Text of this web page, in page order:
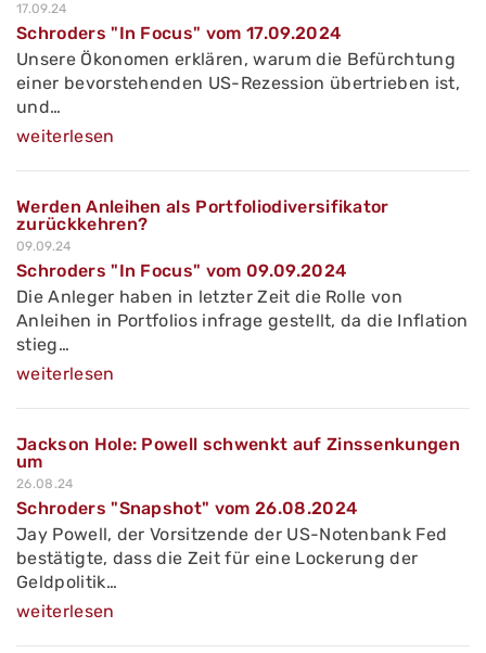
17.09.24
Schroders "In Focus" vom 17.09.2024
Unsere Ökonomen erklären, warum die Befürchtung
einer bevorstehenden US-Rezession übertrieben ist,
und…
weiterlesen
Werden Anleihen als Portfoliodiversifikator
zurückkehren?
09.09.24
Schroders "In Focus" vom 09.09.2024
Die Anleger haben in letzter Zeit die Rolle von
Anleihen in Portfolios infrage gestellt, da die Inflation
stieg…
weiterlesen
Jackson Hole: Powell schwenkt auf Zinssenkungen
um
26.08.24
Schroders "Snapshot" vom 26.08.2024
Jay Powell, der Vorsitzende der US-Notenbank Fed
bestätigte, dass die Zeit für eine Lockerung der
Geldpolitik…
weiterlesen